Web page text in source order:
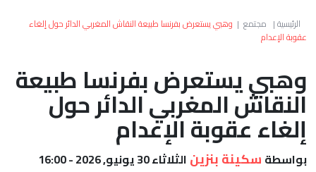
العالم
الصحراء
الرئيسية| مجتمع | وهبي يستعرض بفرنسا طبيعة النقاش المغربي الدائر حول إلغاء
عقوبة الإعدام
وهبي يستعرض بفرنسا طبيعة
النقاش المغربي الدائر حول
إلغاء عقوبة الإعدام
بواسطة سكينة بنزين الثلاثاء 30 يونيو, 2026 - 16:00